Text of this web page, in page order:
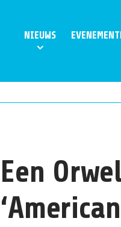
NIEUWS
Een